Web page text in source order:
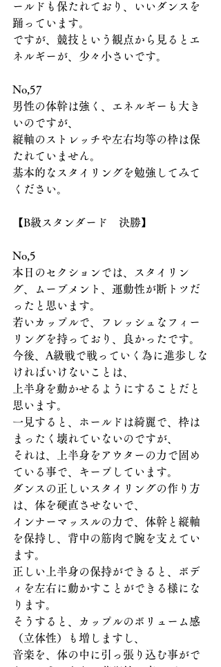
ールドも保たれており、いいダンスを
踊っています。
ですが、競技という観点から見るとエ
ネルギーが、少々小さいです。
No,57
男性の体幹は強く、エネルギーも大き
いのですが、
縦軸のストレッチや左右均等の枠は保
たれていません。
基本的なスタイリングを勉強してみて
ください。
【B級スタンダード　決勝】
No,5
本日のセクションでは、スタイリン
グ、ムーブメント、運動性が断トツだ
ったと思います。
若いカップルで、フレッシュなフィー
リングを持っており、良かったです。
今後、A級戦で戦っていく為に進歩しな
ければいけないことは、
上半身を動かせるようにすることだと
思います。
一見すると、ホールドは綺麗で、枠は
まったく壊れていないのですが、
それは、上半身をアウターの力で固め
ている事で、キープしています。
ダンスの正しいスタイリングの作り方
は、体を硬直させないで、
インナーマッスルの力で、体幹と縦軸
を保持し、背中の筋肉で腕を支えてい
ます。
正しい上半身の保持ができると、ボデ
ィを左右に動かすことができる様にな
ります。
そうすると、カップルのボリューム感
（立体性）も増しますし、
音楽を、体の中に引っ張り込む事がで